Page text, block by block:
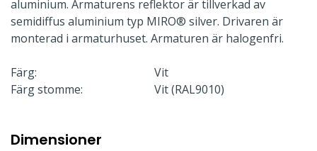
aluminium. Armaturens reflektor är tillverkad av
semidiffus aluminium typ MIRO® silver. Drivaren är
monterad i armaturhuset. Armaturen är halogenfri.
Färg:
Vit
Färg stomme:
Vit (RAL9010)
Dimensioner